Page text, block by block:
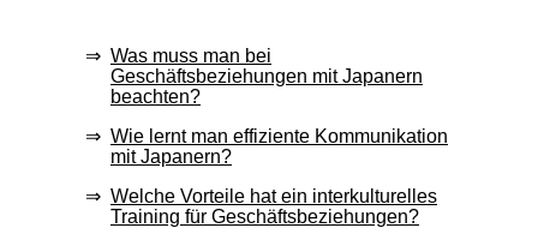
Was muss man bei
Geschäftsbeziehungen mit Japanern
beachten?
Wie lernt man effiziente Kommunikation
mit Japanern?
Welche Vorteile hat ein interkulturelles
Training für Geschäftsbeziehungen?